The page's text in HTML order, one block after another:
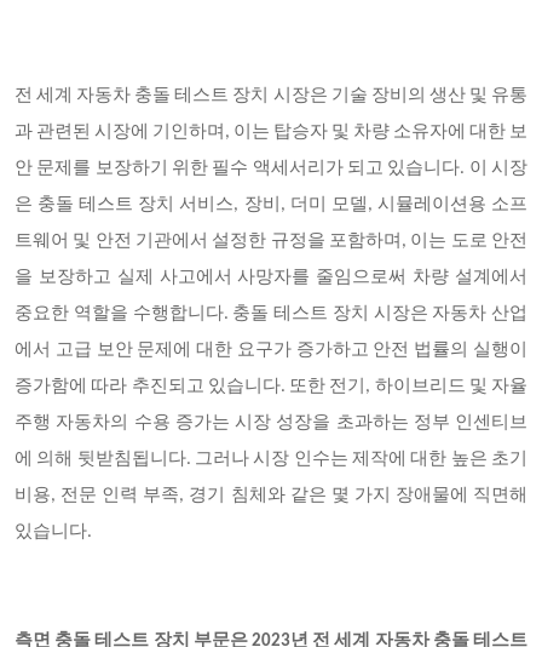
전 세계 자동차 충돌 테스트 장치 시장은 기술 장비의 생산 및 유통
과 관련된 시장에 기인하며, 이는 탑승자 및 차량 소유자에 대한 보
안 문제를 보장하기 위한 필수 액세서리가 되고 있습니다. 이 시장
은 충돌 테스트 장치 서비스, 장비, 더미 모델, 시뮬레이션용 소프
트웨어 및 안전 기관에서 설정한 규정을 포함하며, 이는 도로 안전
을 보장하고 실제 사고에서 사망자를 줄임으로써 차량 설계에서
중요한 역할을 수행합니다. 충돌 테스트 장치 시장은 자동차 산업
에서 고급 보안 문제에 대한 요구가 증가하고 안전 법률의 실행이
증가함에 따라 추진되고 있습니다. 또한 전기, 하이브리드 및 자율
주행 자동차의 수용 증가는 시장 성장을 초과하는 정부 인센티브
에 의해 뒷받침됩니다. 그러나 시장 인수는 제작에 대한 높은 초기
비용, 전문 인력 부족, 경기 침체와 같은 몇 가지 장애물에 직면해
있습니다.
측면 충돌 테스트 장치 부문은 2023년 전 세계 자동차 충돌 테스트